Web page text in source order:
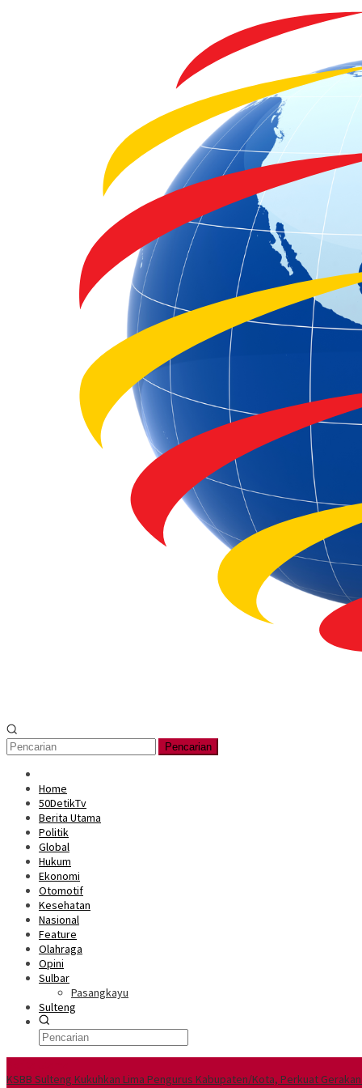
Pencarian
Home
50DetikTv
Berita Utama
Politik
Global
Hukum
Ekonomi
Otomotif
Kesehatan
Nasional
Feature
Olahraga
Opini
Sulbar
Pasangkayu
Sulteng
KSBB Sulteng Kukuhkan Lima Pengurus Kabupaten/Kota, Perkuat